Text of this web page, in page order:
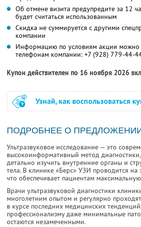
Об отмене визита предупредите за 12
будет считаться использованным
Скидка не суммируется с другими
компании
Информацию по условиям акции можно
телефонам компании: +7 (928) 779-44-
Купон действителен по 16 ноября 2026
Узнай, как воспользоваться
ПОДРОБНЕЕ О
Ультразвуковое исследование — это
высокоинформативный метод
детально изучить внутренние органы и
тела. В клинике «Берс» УЗИ проводится на
что обеспечивает пациентам
Врачи ультразвуковой диагностики
многолетним опытом и регулярно
в курсе последних медицинских
профессионализму даже минимальные
остаются незамеченными.